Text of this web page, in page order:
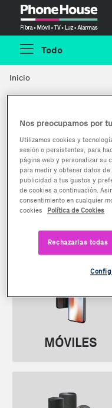
Todo
Inicio
Categorias
MÓVILES
Nos preocupamos por
Utilizamos cookies y
sesión o persistentes, para
página web y personalizar su
para medir y obtener datos
publicidad a tus gustos y
de cookies a continuación.
consentimiento en cualquier
cookies
Política de Cookies
Rechazarlas todas